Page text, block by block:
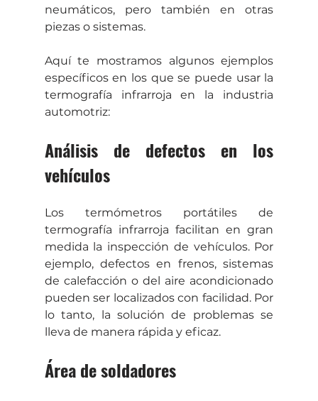
neumáticos, pero también en otras
piezas o sistemas.
Aquí te mostramos algunos ejemplos
específicos en los que se puede usar la
termografía infrarroja en la industria
automotriz:
Análisis de defectos en los
vehículos
Los termómetros portátiles de
termografía infrarroja facilitan en gran
medida la inspección de vehículos. Por
ejemplo, defectos en frenos, sistemas
de calefacción o del aire acondicionado
pueden ser localizados con facilidad. Por
lo tanto, la solución de problemas se
lleva de manera rápida y eficaz.
Área de soldadores